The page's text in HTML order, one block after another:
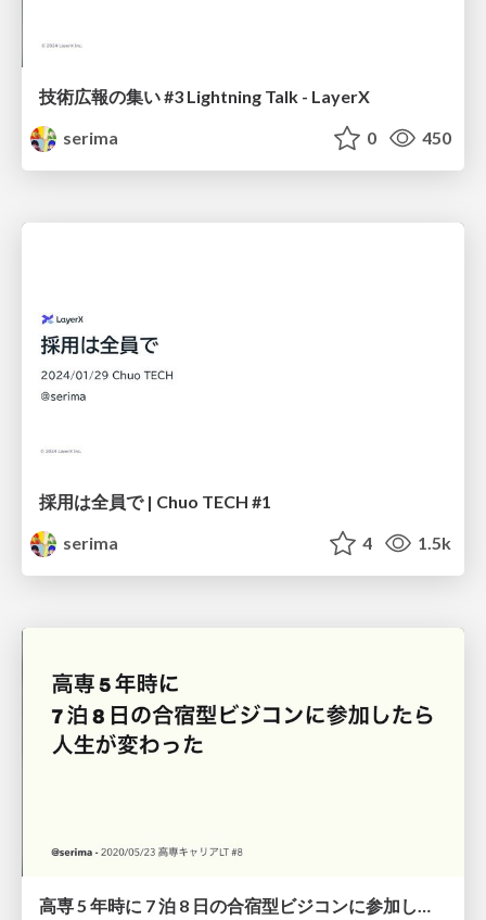
技術広報の集い #3 Lightning Talk - LayerX
serima
0 450
採用は全員で | Chuo TECH #1
serima
4 1.5k
高専 5 年時に 7 泊 8 日の合宿型ビジコンに参加したら人生が変わった